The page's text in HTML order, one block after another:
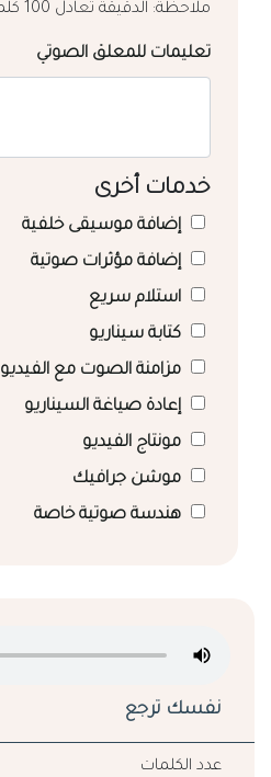
ملاحظة: الدقيقة تعادل 100 كلمة باللغة العربية
تعليمات للمعلق الصوتي
خدمات أخرى
إضافة موسيقى خلفية
إضافة مؤثرات صوتية
استلام سريع
كتابة سيناريو
مزامنة الصوت مع الفيديو
إعادة صياغة السيناريو
مونتاج الفيديو
موشن جرافيك
هندسة صوتية خاصة
نفسك ترجع
عدد الكلمات